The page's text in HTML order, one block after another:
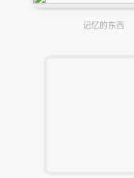
记忆的东西